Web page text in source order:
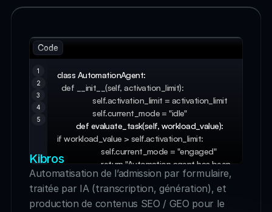
Code
1
2
3
4
5
class AutomationAgent:
  def __init__(self, activation_limit):
                 self.activation_limit = activation_limit
                 self.current_mode = "idle"
         def evaluate_task(self, workload_value):
if workload_value > self.activation_limit:
                     self.current_mode = "engaged"
                     return "Automation agent has been
successfully activated!"
                 else:
                     return "No activation needed.
Kibros
Automatisation de l’admission par formulaire,
traitée par IA (transcription, génération), et
production de contenus SEO / GEO pour le